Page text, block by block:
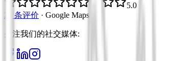
5.0
21 条评价 · Google Maps
关注我们的社交媒体: